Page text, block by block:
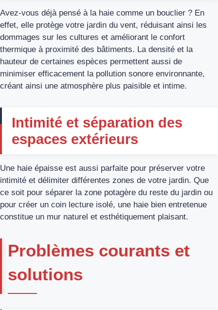
Avez-vous déjà pensé à la haie comme un bouclier ? En
effet, elle protège votre jardin du vent, réduisant ainsi les
dommages sur les cultures et améliorant le confort
thermique à proximité des bâtiments. La densité et la
hauteur de certaines espèces permettent aussi de
minimiser efficacement la pollution sonore environnante,
créant ainsi une atmosphère plus paisible et intime.
Intimité et séparation des
espaces extérieurs
Une haie épaisse est aussi parfaite pour préserver votre
intimité et délimiter différentes zones de votre jardin. Que
ce soit pour séparer la zone potagère du reste du jardin ou
pour créer un coin lecture isolé, une haie bien entretenue
constitue un mur naturel et esthétiquement plaisant.
Problèmes courants et
solutions